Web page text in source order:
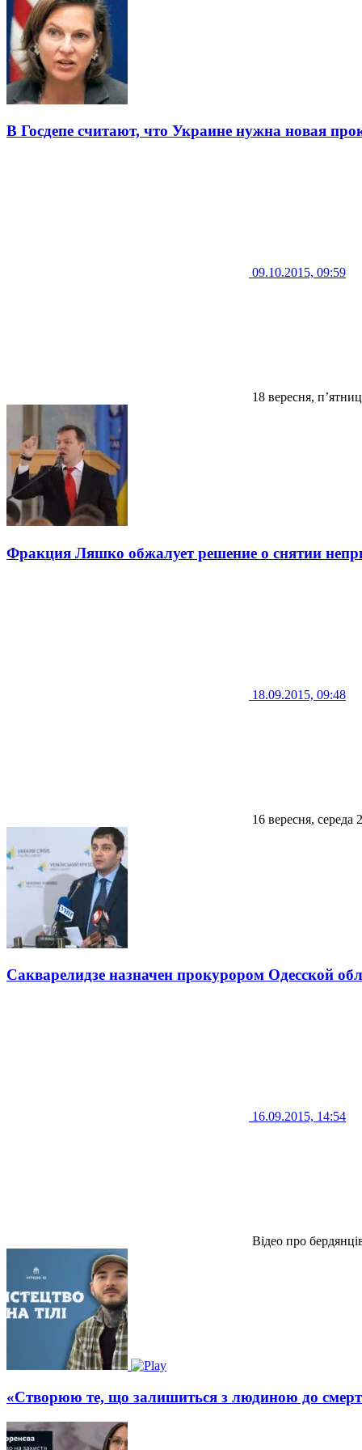
В Госдепе считают, что Украине нужна новая
09.10.2015, 09:59
18 вересня,
Фракция Ляшко обжалует решение о снятии
18.09.2015, 09:48
16 вересня, середа
Сакварелидзе назначен прокурором Одесской
16.09.2015, 14:54
Відео про
«Створюю те, що залишиться з людиною до